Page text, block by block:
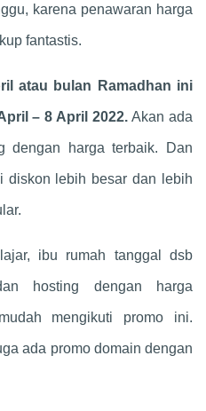
karena penawaran harga
fantastis.
atau bulan Ramadhan ini
– 8 April 2022. Akan ada
dengan harga terbaik. Dan
diskon lebih besar dan lebih
ibu rumah tanggal dsb
hosting dengan harga
mengikuti promo ini.
ada promo domain dengan